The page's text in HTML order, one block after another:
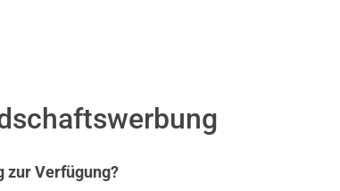
zur Verfügung?